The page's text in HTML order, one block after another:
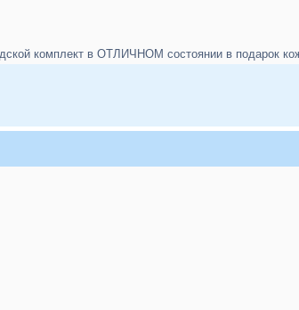
комплект в ОТЛИЧНОМ состоянии в подарок